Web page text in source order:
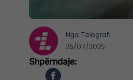
Nga Telegrafi
25/07/2025